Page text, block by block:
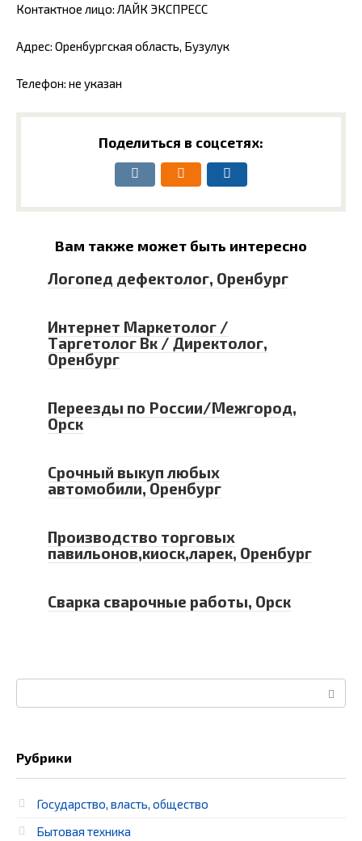
Контактное лицо: ЛАЙК ЭКСПРЕСС
Адрес: Оренбургская область, Бузулук
Телефон: не указан
Поделиться в соцсетях:
Вам также может быть интересно
Логопед дефектолог, Оренбург
Интернет Маркетолог /
Таргетолог Вк / Директолог,
Оренбург
Переезды по России/Межгород,
Орск
Срочный выкуп любых
автомобили, Оренбург
Производство торговых
павильонов,киоск,ларек, Оренбург
Сварка сварочные работы, Орск
Рубрики
Государство, власть, общество
Бытовая техника